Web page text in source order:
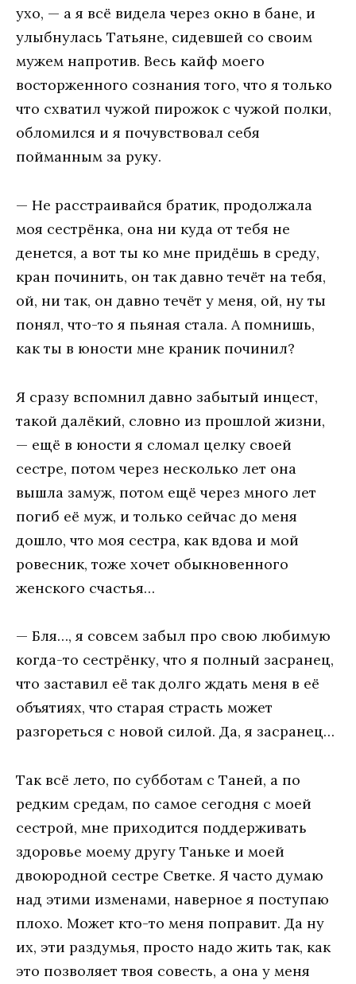
ухо, — а я всё видела через окно в бане, и
улыбнулась Татьяне, сидевшей со своим
мужем напротив. Весь кайф моего
восторженного сознания того, что я только
что схватил чужой пирожок с чужой полки,
обломился и я почувствовал себя
пойманным за руку.
— Не расстраивайся братик, продолжала
моя сестрёнка, она ни куда от тебя не
денется, а вот ты ко мне придёшь в среду,
кран починить, он так давно течёт на тебя,
ой, ни так, он давно течёт у меня, ой, ну ты
понял, что-то я пьяная стала. А помнишь,
как ты в юности мне краник починил?
Я сразу вспомнил давно забытый инцест,
такой далёкий, словно из прошлой жизни,
— ещё в юности я сломал целку своей
сестре, потом через несколько лет она
вышла замуж, потом ещё через много лет
погиб её муж, и только сейчас до меня
дошло, что моя сестра, как вдова и мой
ровесник, тоже хочет обыкновенного
женского счастья…
— Бля…, я совсем забыл про свою любимую
когда-то сестрёнку, что я полный засранец,
что заставил её так долго ждать меня в её
объятиях, что старая страсть может
разгореться с новой силой. Да, я засранец…
Так всё лето, по субботам с Таней, а по
редким средам, по самое сегодня с моей
сестрой, мне приходится поддерживать
здоровье моему другу Таньке и моей
двоюродной сестре Светке. Я часто думаю
над этими изменами, наверное я поступаю
плохо. Может кто-то меня поправит. Да ну
их, эти раздумья, просто надо жить так, как
это позволяет твоя совесть, а она у меня